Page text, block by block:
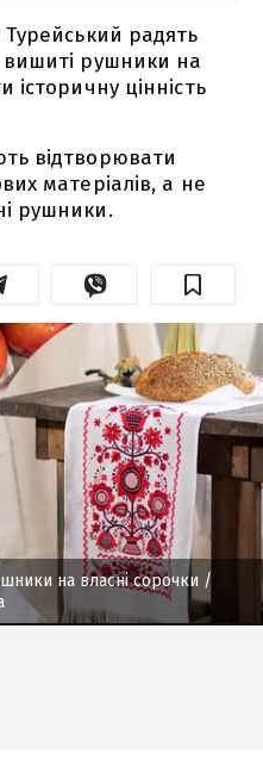
радять
рушники на
цінність
відтворювати
матеріалів, а не
рушники.
на власні сорочки /